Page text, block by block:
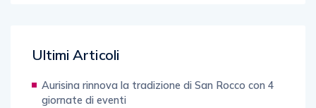
Ultimi Articoli
Aurisina rinnova la tradizione di San Rocco con 4
giornate di eventi